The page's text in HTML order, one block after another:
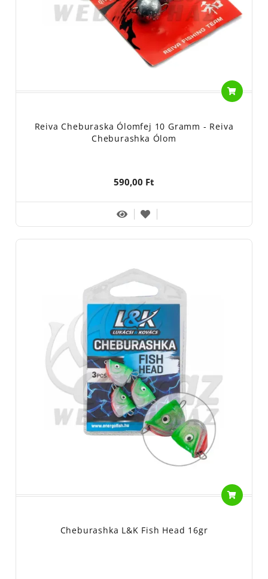
Reiva Cheburaska Ólomfej 10 Gramm - Reiva
Cheburashka Ólom
590,00 Ft
Cheburashka L&K Fish Head 16gr